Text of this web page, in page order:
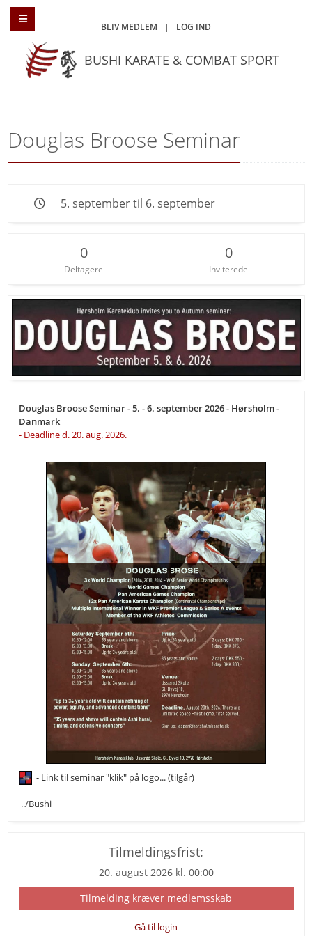
BLIV MEDLEM | LOG IND
BUSHI KARATE & COMBAT SPORT
Douglas Broose Seminar
5. september til 6. september
0
Deltagere
0
Inviterede
Douglas Broose Seminar - 5. - 6. september 2026 - Hørsholm -
Danmark
- Deadline d. 20. aug. 2026.
- Link til seminar "klik" på logo... (tilgår)
../Bushi
Tilmeldingsfrist:
20. august 2026 kl. 00:00
Tilmelding kræver medlemsskab
Gå til login